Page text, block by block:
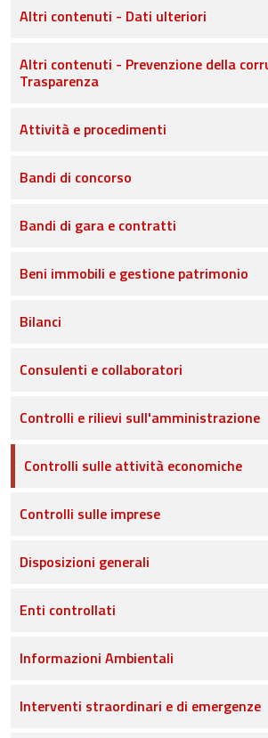
Altri contenuti - Dati ulteriori
Altri contenuti - Prevenzione della
Trasparenza
Attività e procedimenti
Bandi di concorso
Bandi di gara e contratti
Beni immobili e gestione patrimonio
Bilanci
Consulenti e collaboratori
Controlli e rilievi sull'amministrazione
Controlli sulle attività economiche
Controlli sulle imprese
Disposizioni generali
Enti controllati
Informazioni Ambientali
Interventi straordinari e di emergenze